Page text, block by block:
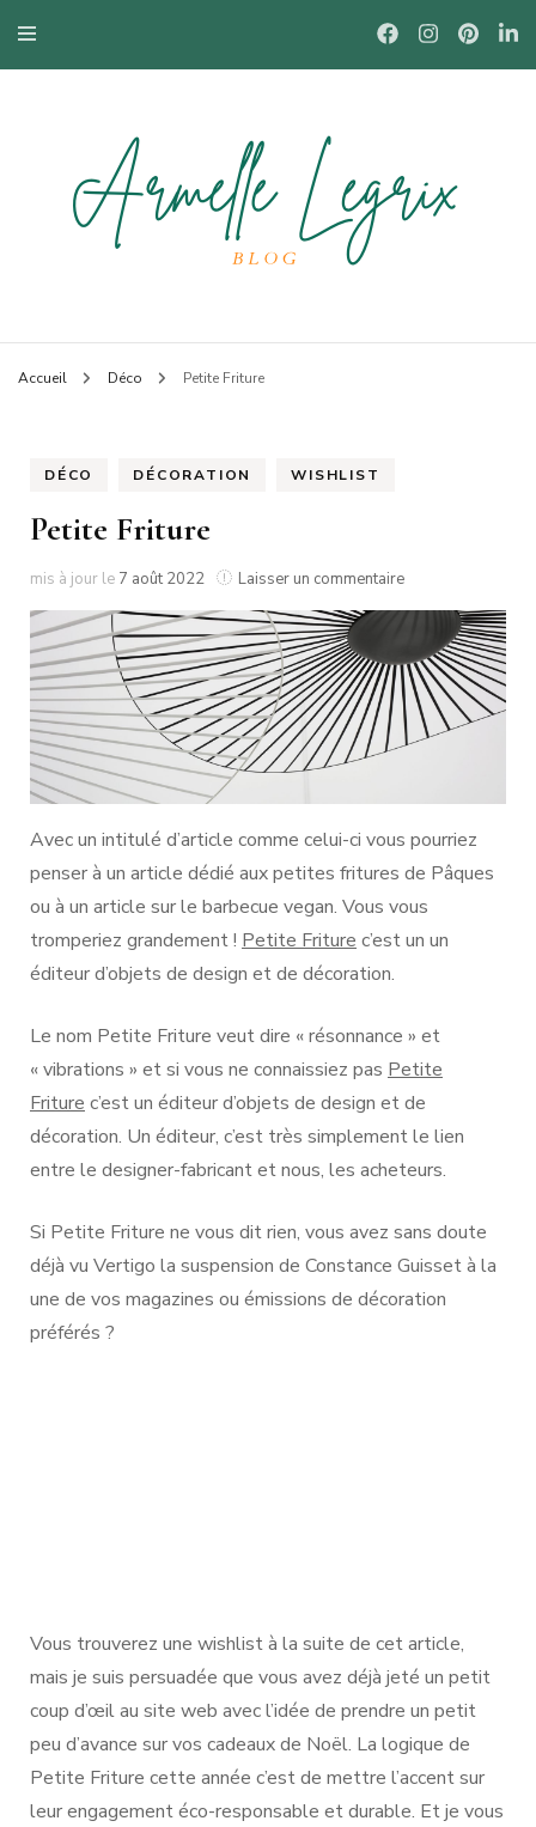
Armelle
Accueil Déco Petite Friture
DÉCO DÉCORATION WISHLIST
Petite Friture
mis à jour le 7 août 2022 Laisser un commentairesur
Avec un intitulé d’article comme celui-ci vous pourriez
penser à un article dédié aux petites fritures de Pâques
ou à un article sur le barbecue vegan. Vous vous
tromperiez grandement ! Petite Friturec’est un un
éditeur d’objets de design et de décoration.
Le nom Petite Friture veut dire « résonnance » et
« vibrations » et si vous ne connaissiez pas Petite
Friturec’est un éditeur d’objets de design et de
décoration. Un éditeur, c’est très simplement le lien
entre le designer-fabricant et nous, les acheteurs.
Si Petite Friture ne vous dit rien, vous avez sans doute
déjà vu Vertigo la suspension de Constance Guisset à la
une de vos magazines ou émissions de décoration
préférés ?
Vous trouverez une wishlist à la suite de cet article,
mais je suis persuadée que vous avez déjà jeté un petit
coup d’œil au site web avec l’idée de prendre un petit
peu d’avance sur vos cadeaux de Noël. La logique de
Petite Friture cette année c’est de mettre l’accent sur
leur engagement éco-responsable et durable. Et je vous